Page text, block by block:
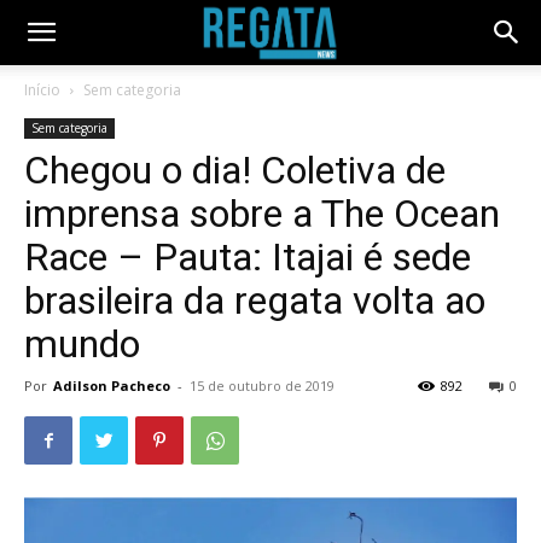
Início Sem categoria
Sem categoria
Chegou o dia! Coletiva de
imprensa sobre a The Ocean
Race – Pauta: Itajai é sede
brasileira da regata volta ao
mundo
Por Adilson Pacheco - 15 de outubro de 2019 0
892